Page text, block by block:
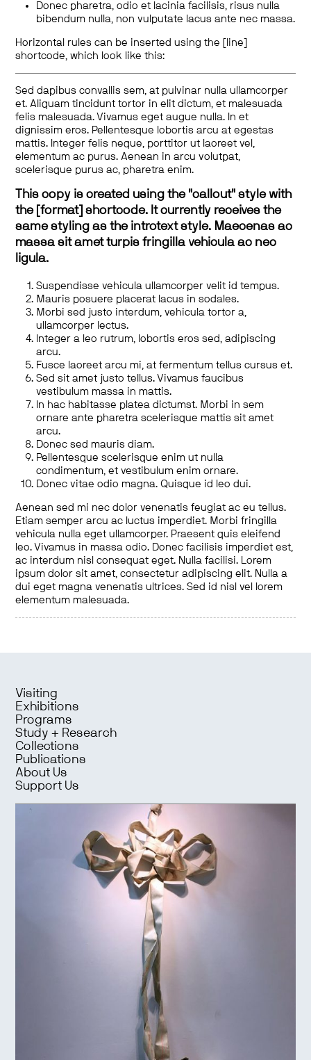
Donec pharetra, odio et lacinia facilisis, risus nulla
bibendum nulla, non vulputate lacus ante nec massa.
Horizontal rules can be inserted using the [line]
shortcode, which look like this:
Sed dapibus convallis sem, at pulvinar nulla ullamcorper
et. Aliquam tincidunt tortor in elit dictum, et malesuada
felis malesuada. Vivamus eget augue nulla. In et
dignissim eros. Pellentesque lobortis arcu at egestas
mattis. Integer felis neque, porttitor ut laoreet vel,
elementum ac purus. Aenean in arcu volutpat,
scelerisque purus ac, pharetra enim.
This copy is created using the "callout" style with
the [format] shortcode. It currently receives the
same styling as the introtext style. Maecenas ac
massa sit amet turpis fringilla vehicula ac nec
ligula.
Suspendisse vehicula ullamcorper velit id tempus.
Mauris posuere placerat lacus in sodales.
Morbi sed justo interdum, vehicula tortor a,
ullamcorper lectus.
Integer a leo rutrum, lobortis eros sed, adipiscing
arcu.
Fusce laoreet arcu mi, at fermentum tellus cursus et.
Sed sit amet justo tellus. Vivamus faucibus
vestibulum massa in mattis.
In hac habitasse platea dictumst. Morbi in sem
ornare ante pharetra scelerisque mattis sit amet
arcu.
Donec sed mauris diam.
Pellentesque scelerisque enim ut nulla
condimentum, et vestibulum enim ornare.
Donec vitae odio magna. Quisque id leo dui.
Aenean sed mi nec dolor venenatis feugiat ac eu tellus.
Etiam semper arcu ac luctus imperdiet. Morbi fringilla
vehicula nulla eget ullamcorper. Praesent quis eleifend
leo. Vivamus in massa odio. Donec facilisis imperdiet est,
ac interdum nisl consequat eget. Nulla facilisi. Lorem
ipsum dolor sit amet, consectetur adipiscing elit. Nulla a
dui eget magna venenatis ultrices. Sed id nisl vel lorem
elementum malesuada.
Visiting
Exhibitions
Programs
Study + Research
Collections
Publications
About Us
Support Us